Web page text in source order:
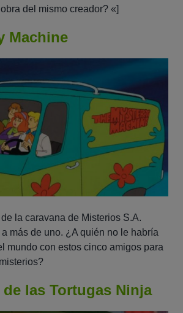
del mismo creador? «]
Machine
la caravana de Misterios S.A.
más de uno. ¿A quién no le habría
mundo con estos cinco amigos para
las Tortugas Ninja